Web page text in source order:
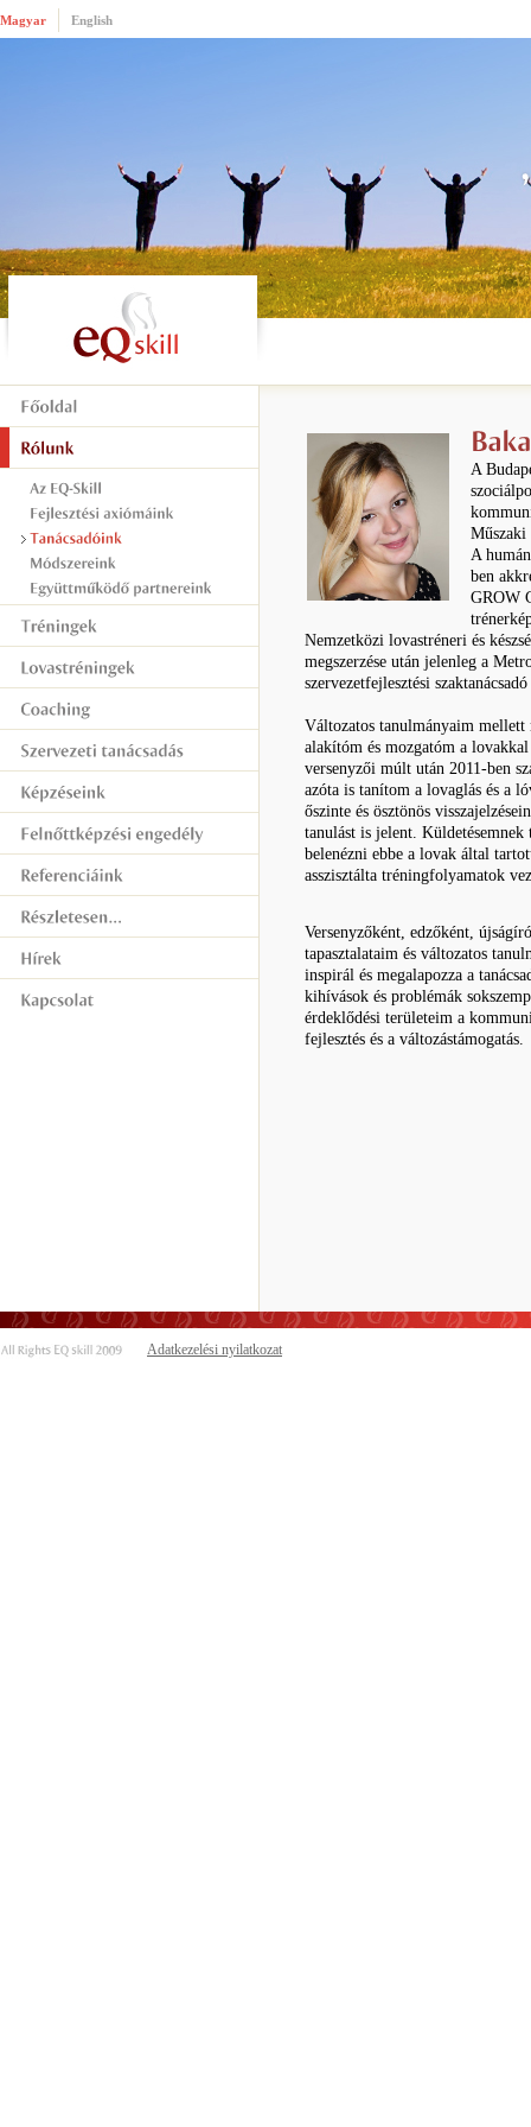
Magyar English
A
Műszaki
A
ben
GROW
Nemzetközi lovastréneri és
megszerzése után jelenleg a
szervezetfejlesztési
Változatos tanulmányaim
alakítóm és mozgatóm a
versenyzői múlt után 2011-ben
azóta is tanítom a lovaglás és a
őszinte és ösztönös
tanulást is jelent.
belenézni ebbe a lovak által
asszisztálta tréningfolyamatok
Versenyzőként, edzőként,
tapasztalataim és változatos
inspirál és megalapozza a
kihívások és problémák
érdeklődési területeim a
fejlesztés és a változástámogatás.
Adatkezelési nyilatkozat